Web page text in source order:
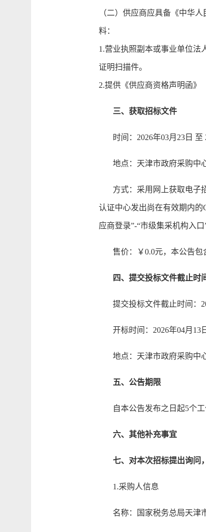
（二）供应商应具备《中华
料：
1.营业执照副本或事业单位法
证明扫描件。
2.提供《供应商资格声明函》
三、获取招标文件
时间：2026年03月23日 至
地点：天津市政府采购中心
方式：采用网上获取电子招
认证中心发出尚在有效期内的
应商登录”-“市级集采机构入口
售价：￥0.0元，本公告包
四、提交投标文件截止时
提交投标文件截止时间：
开标时间：2026年04月13
地点：天津市政府采购中心
五、公告期限
自本公告发布之日起5个工
六、其他补充事宜
七、对本次招标提出询问
1.采购人信息
名称：国家税务总局天津